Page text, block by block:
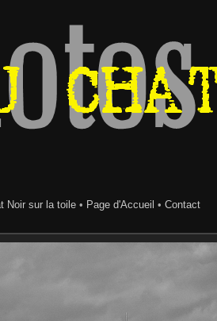
Noir sur la toile• Page d'Accueil • Contact